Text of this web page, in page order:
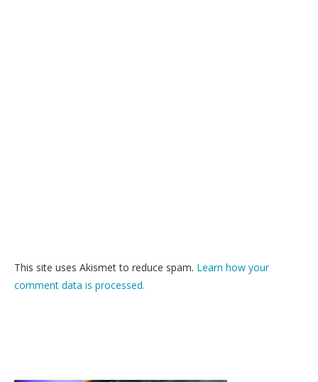
This site uses Akismet to reduce spam. Learn how your
comment data is processed.